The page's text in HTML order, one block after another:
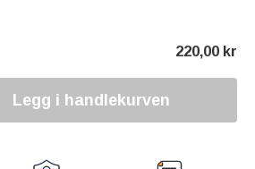
220,00 kr
Legg i handlekurven